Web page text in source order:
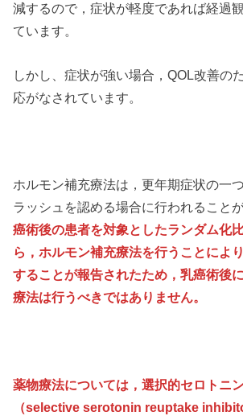
減するので，症状が軽度であれば経過
ています。
しかし、症状が強い場合，QOL改善の
応がなされています。
ホルモン補充療法は，更年期症状の一
ラッシュを認める場合に行われること
癌術後の患者を対象としたランダム化
ら，ホルモン補充療法を行うことによ
することが報告されたため，乳癌術後
療法は行うべきではありません。
薬物療法については，選択的セロトニ
（selective serotonin reuptake